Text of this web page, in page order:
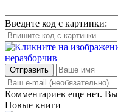
Введите код с картинки:
Отправить
Комментариев еще нет.
Новые книги